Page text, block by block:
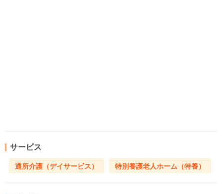
サービス
通所介護（デイサービス） 特別養護老人ホーム（特養）